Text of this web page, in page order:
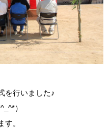
を行いました♪
）
。